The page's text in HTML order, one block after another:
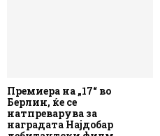
Премиера на „17“ во
Берлин, ќе се
натпреварува за
наградата Најдобар